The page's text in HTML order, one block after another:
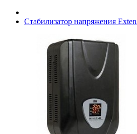
Стабилизатор напряжения